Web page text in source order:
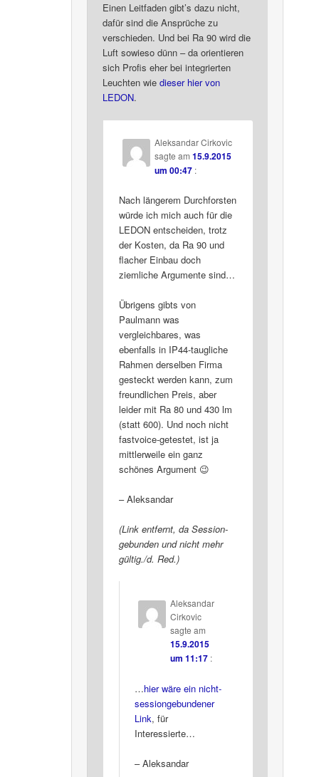
Einen Leitfaden gibt’s dazu nicht,
dafür sind die Ansprüche zu
verschieden. Und bei Ra 90 wird die
Luft sowieso dünn – da orientieren
sich Profis eher bei integrierten
Leuchten wiedieser hier von
LEDON.
Aleksandar Cirkovic
sagte am 15.9.2015
um 00:47 :
Nach längerem Durchforsten
würde ich mich auch für die
LEDON entscheiden, trotz
der Kosten, da Ra 90 und
flacher Einbau doch
ziemliche Argumente sind…
Übrigens gibts von
Paulmann was
vergleichbares, was
ebenfalls in IP44-taugliche
Rahmen derselben Firma
gesteckt werden kann, zum
freundlichen Preis, aber
leider mit Ra 80 und 430 lm
(statt 600). Und noch nicht
fastvoice-getestet, ist ja
mittlerweile ein ganz
schönes Argument 😉
– Aleksandar
(Link entfernt, da Session-
gebunden und nicht mehr
gültig./d. Red.)
Aleksandar
Cirkovic
sagte am
15.9.2015
um 11:17 :
…hier wäre ein nicht-
sessiongebundener
Link, für
Interessierte…
– Aleksandar